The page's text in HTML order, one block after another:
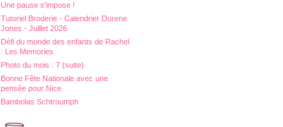
Une pause s'impose !
Tutoriel Broderie - Calendrier Durene
Jones - Juillet 2026
Défi du monde des enfants de Rachel
: Les Memories
Photo du mois : 7 (suite)
Bonne Fête Nationale avec une
pensée pour Nice
Bambolas Schtroumph